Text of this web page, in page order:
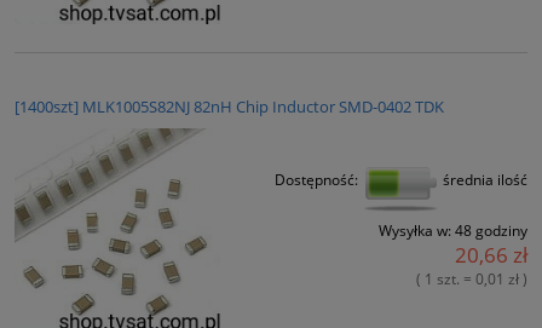
[1400szt] MLK1005S82NJ 82nH Chip Inductor SMD-0402 TDK
Dostępność: średnia ilość
Wysyłka w: 48 godziny
20,66 zł
( 1 szt. = 0,01 zł )